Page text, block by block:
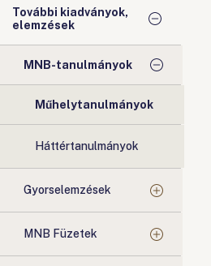
További kiadványok,
elemzések
MNB-tanulmányok
Műhelytanulmányok
Háttértanulmányok
Gyorselemzések
MNB Füzetek